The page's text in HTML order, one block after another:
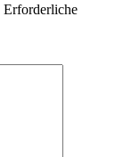
Erforderliche